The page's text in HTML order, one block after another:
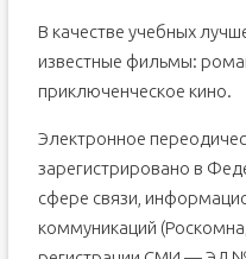
В качестве учебных
известные фильмы:
приключенческое кино.
Электронное
зарегистрировано в
сфере связи,
коммуникаций